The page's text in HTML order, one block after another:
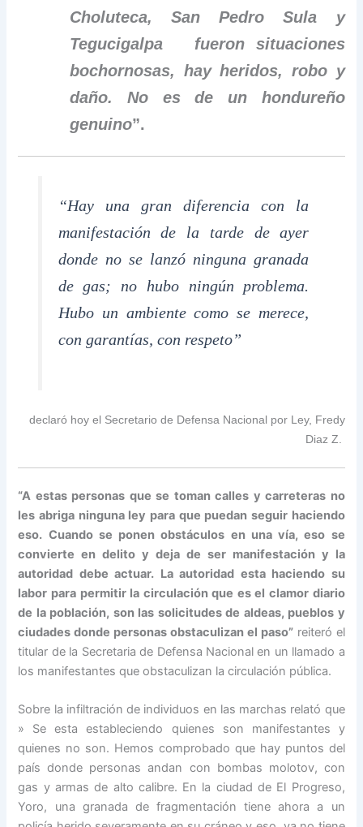
Choluteca, San Pedro Sula y
Tegucigalpa fueron situaciones
bochornosas, hay heridos, robo y
daño. No es de un hondureño
genuino”.
“Hay una gran diferencia con la
manifestación de la tarde de ayer
donde no se lanzó ninguna granada
de gas; no hubo ningún problema.
Hubo un ambiente como se merece,
con garantías, con respeto”
declaró hoy el Secretario de Defensa Nacional por Ley, Fredy
Diaz Z.
“A estas personas que se toman calles y carreteras no
les abriga ninguna ley para que puedan seguir haciendo
eso. Cuando se ponen obstáculos en una vía, eso se
convierte en delito y deja de ser manifestación y la
autoridad debe actuar. La autoridad esta haciendo su
labor para permitir la circulación que es el clamor diario
de la población, son las solicitudes de aldeas, pueblos y
ciudades donde personas obstaculizan el paso”reiteró el
titular de la Secretaria de Defensa Nacional en un llamado a
los manifestantes que obstaculizan la circulación pública.
Sobre la infiltración de individuos en las marchas relató que
» Se esta estableciendo quienes son manifestantes y
quienes no son. Hemos comprobado que hay puntos del
país donde personas andan con bombas molotov, con
gas y armas de alto calibre. En la ciudad de El Progreso,
Yoro, una granada de fragmentación tiene ahora a un